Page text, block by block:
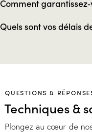
Comment
Quels sont vos délais
QUESTIONS &
Techniques &
Plongez au cœur de